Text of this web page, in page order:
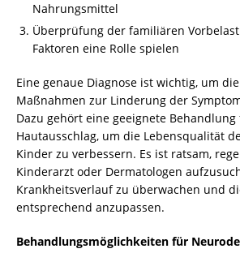
Nahrungsmittel
Überprüfung der familiären
Faktoren eine Rolle spielen
Eine genaue Diagnose ist wichtig, um
Maßnahmen zur Linderung der
Dazu gehört eine geeignete
Hautausschlag, um die Lebensqualität
Kinder zu verbessern. Es ist ratsam,
Kinderarzt oder Dermatologen
Krankheitsverlauf zu überwachen und
entsprechend anzupassen.
Behandlungsmöglichkeiten für